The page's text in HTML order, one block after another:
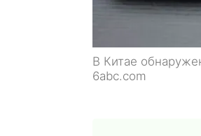
В Китае
6abc.com